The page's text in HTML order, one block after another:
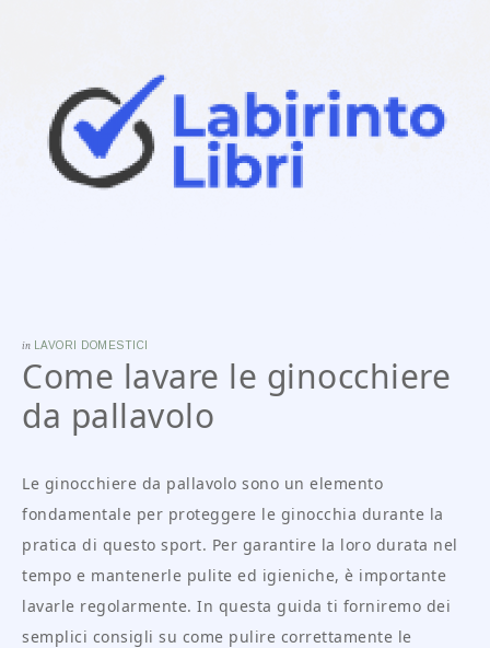
in LAVORI DOMESTICI
Come lavare le ginocchiere
da pallavolo
Le ginocchiere da pallavolo sono un elemento
fondamentale per proteggere le ginocchia durante la
pratica di questo sport. Per garantire la loro durata nel
tempo e mantenerle pulite ed igieniche, è importante
lavarle regolarmente. In questa guida ti forniremo dei
semplici consigli su come pulire correttamente le